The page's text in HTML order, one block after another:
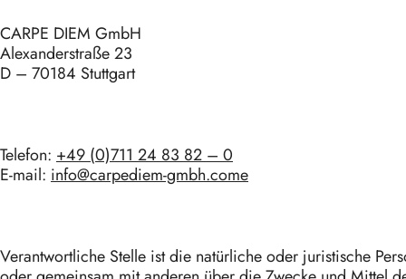
CARPE DIEM GmbH
Alexanderstraße 23
D – 70184 Stuttgart
Telefon: +49 (0)711 24 83 82 – 0
E-mail: info@carpediem-gmbh.come
Verantwortliche Stelle ist die natürliche oder juristische